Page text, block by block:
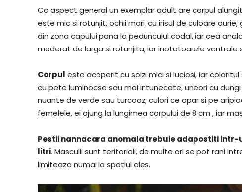
Ca aspect general un exemplar adult are corpul
este mic si rotunjit, ochii mari, cu irisul de culoare
din zona capului pana la pedunculul codal, iar cea
moderat de larga si rotunjita, iar inotatoarele ventrale
Corpul este acoperit cu solzi mici si luciosi, iar
cu pete luminoase sau mai intunecate, uneori cu
nuante de verde sau turcoaz, culori ce apar si pe
femelele, ei ajung la lungimea corpului de 8 cm , iar
Pestii nannacara anomala trebuie adapostiti intr-
litri. Masculii sunt teritoriali, de multe ori se pot rani
limiteaza numai la spatiul ales.